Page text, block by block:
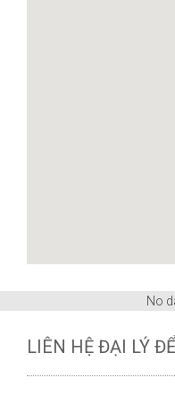
No
LIÊN HỆ ĐẠI LÝ